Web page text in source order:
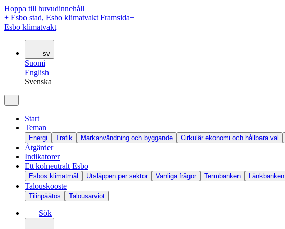
Hoppa till huvudinnehåll
+ Esbo stad, Esbo klimatvakt Framsida+
Esbo klimatvakt
sv
Suomi
English
Svenska
Start
Teman
Energi Trafik Markanvändning och byggande Cirkulär ekonomi och hållbara val
Åtgärder
Indikatorer
Ett kolneutralt Esbo
Esbos klimatmål Utsläppen per sektor Vanliga frågor Termbanken Länkbanken
Talouskooste
Tilinpäätös Talousarviot
Sök